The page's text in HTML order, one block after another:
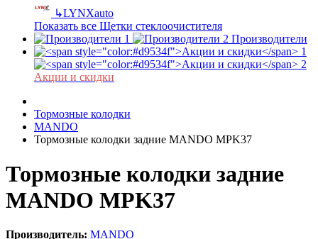
↳LYNXauto
Показать все Щетки стеклоочистителя
Производители
Акции и скидки
Тормозные колодки
MANDO
Тормозные колодки задние MANDO MPK37
Тормозные колодки задние
MANDO MPK37
Производитель: MANDO